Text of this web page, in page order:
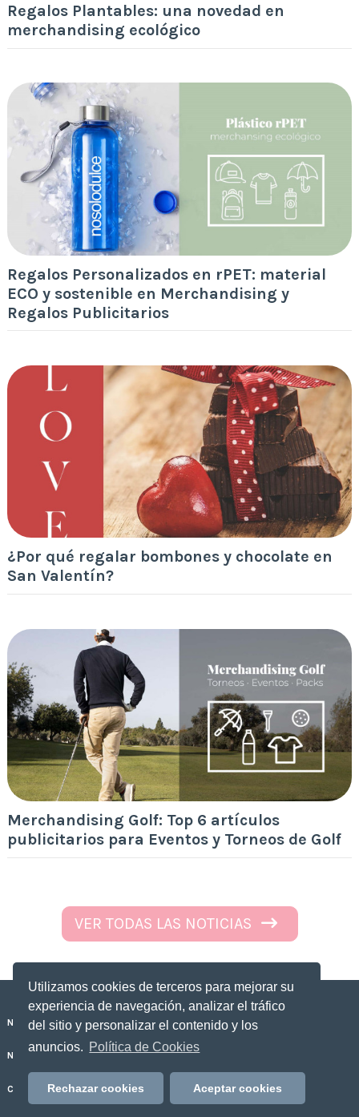
Utilizamos cookies de terceros para mejorar su
experiencia de navegación, analizar el tráfico
del sitio y personalizar el contenido y los
anuncios. Política de Cookies
Rechazar cookies Aceptar cookies
Regalos Plantables: una novedad en
merchandising ecológico
Regalos Personalizados en rPET: material
ECO y sostenible en Merchandising y
Regalos Publicitarios
¿Por qué regalar bombones y chocolate en
San Valentín?
Merchandising Golf: Top 6 artículos
publicitarios para Eventos y Torneos de Golf
VER TODAS LAS NOTICIAS
Nuestros dulces personalizados
No Sólo Dulce
Contacto